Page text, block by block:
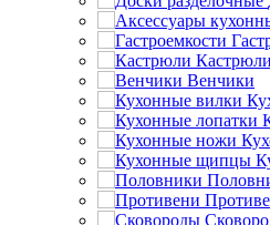
Кастрюли
Венчики